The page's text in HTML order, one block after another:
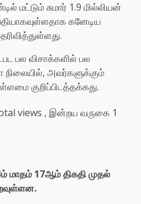
சுமார் 1.9 மில்லியன்
கனேடிய
பல விசாக்களில் பல
அவர்களுக்கும்
குறிப்பிடத்தக்கது.
views , இன்றய வருகை 1
மாதம் 17ஆம் திகதி முதல்